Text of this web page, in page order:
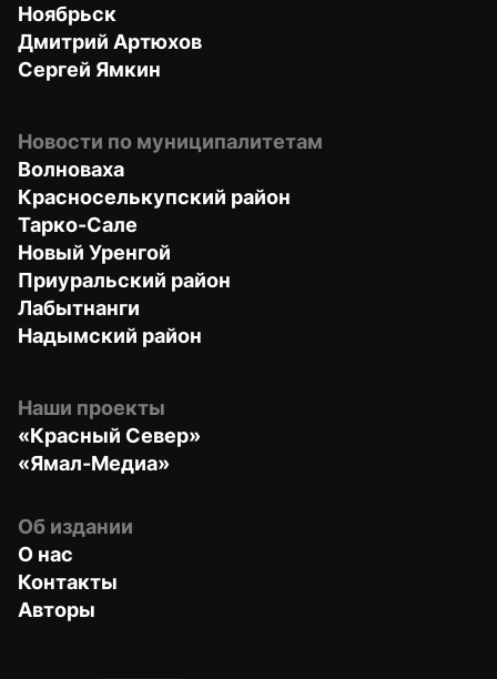
Ноябрьск
Дмитрий Артюхов
Сергей Ямкин
Новости по муниципалитетам
Волноваха
Красноселькупский район
Тарко-Сале
Новый Уренгой
Приуральский район
Лабытнанги
Надымский район
Наши проекты
«Красный Север»
«Ямал-Медиа»
Об издании
О нас
Контакты
Авторы